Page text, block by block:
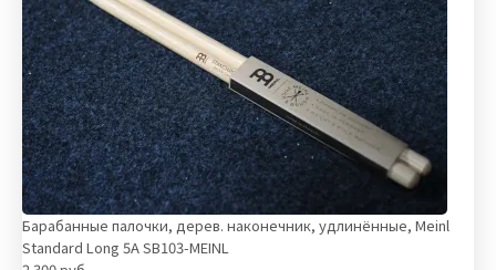
Барабанные палочки, дерев. наконечник, удлинённые, Meinl
Standard Long 5A SB103-MEINL